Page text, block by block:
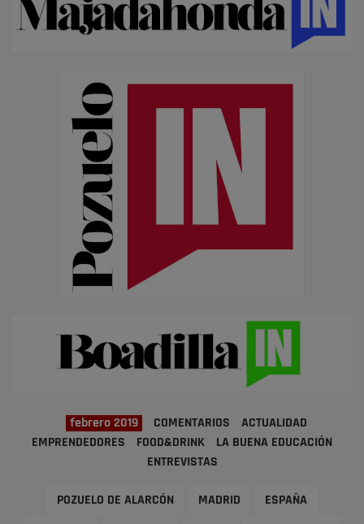
febrero 2019 COMENTARIOS
ACTUALIDAD
EMPRENDEDORES
FOOD&DRINK
LA BUENA EDUCACIÓN
ENTREVISTAS
POZUELO DE ALARCÓN MADRID ESPAÑA